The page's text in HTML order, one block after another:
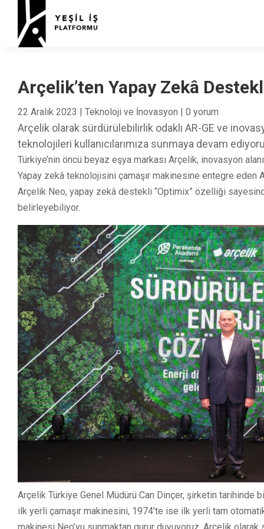
Arçelik’ten Yapay Zekâ
22 Aralık 2023 | Teknoloji ve İnovasyon | 0 yorum
Arçelik olarak sürdürülebilirlik odaklı AR-GE ve
teknolojileri kullanıcılarımıza sunmaya devam
Türkiye’nin öncü beyaz eşya markası Arçelik, inovasyon
Yapay zekâ teknolojisini çamaşır makinesine entegre eden
Arçelik Neo, yapay zekâ destekli “Optimix” özelliği
belirleyebiliyor.
Arçelik Türkiye Genel Müdürü Can Dinçer, şirketin tarihinde
ilk yerli çamaşır makinesini, 1974’te ise ilk yerli tam